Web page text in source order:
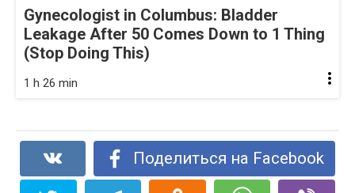
Gynecologist in Columbus: Bladder
Leakage After 50 Comes Down to 1 Thing
(Stop Doing This)
1 h 26 min
Поделиться на Facebook